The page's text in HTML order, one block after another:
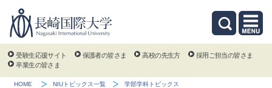
受験生応援サイト 保護者の皆さま 高校の先生方
採用ご担当の皆さま
卒業生の皆さま
HOME NIUトピックス一覧
学部学科トピックス